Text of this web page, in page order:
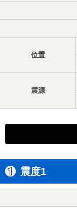
位置
震源
震度1